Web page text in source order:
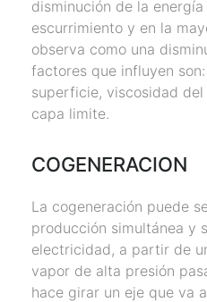
disminución de la
escurrimiento y en la
observa como una
factores que influyen
superficie, viscosidad
capa limite.
COGENERACION
La cogeneración puede
producción simultánea y
electricidad, a partir de
vapor de alta presión
hace girar un eje que va